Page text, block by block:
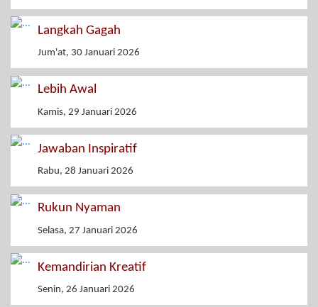
Langkah Gagah
Jum'at, 30 Januari 2026
Lebih Awal
Kamis, 29 Januari 2026
Jawaban Inspiratif
Rabu, 28 Januari 2026
Rukun Nyaman
Selasa, 27 Januari 2026
Kemandirian Kreatif
Senin, 26 Januari 2026